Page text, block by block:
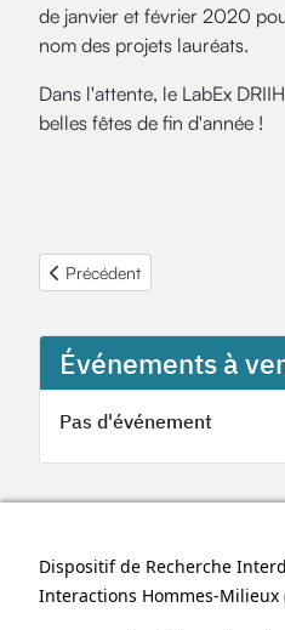
Événements à
Pas d'événement
de janvier et février 2020
nom des projets lauréats.
Dans l'attente, le LabEx
belles fêtes de fin d'année !
Article précédent : APR 2020
Précédent
Dispositif de Recherche
Interactions Hommes-Milieux